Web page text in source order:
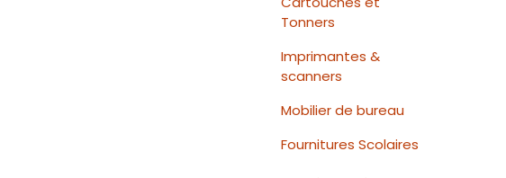
Tonners
Imprimantes &
scanners
Mobilier de bureau
Fournitures Scolaires